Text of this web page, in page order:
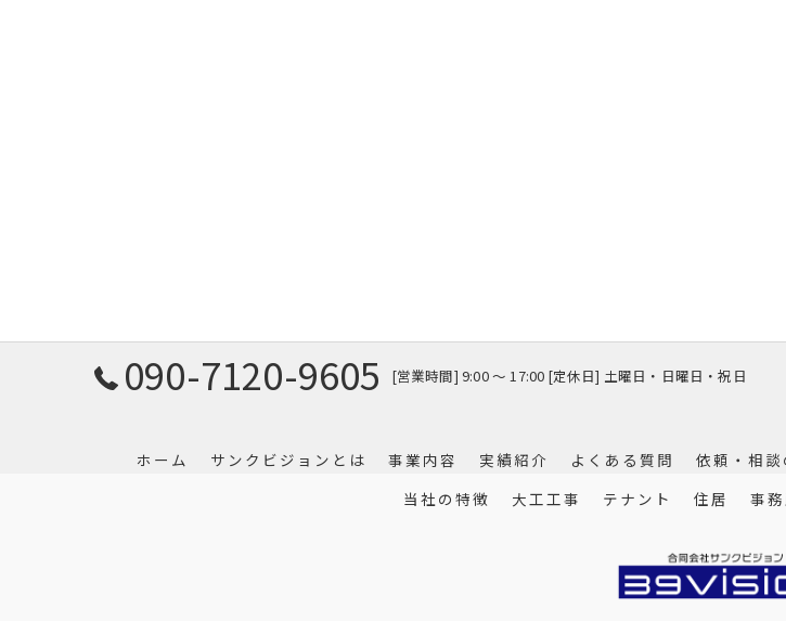
090-7120-9605 [営業時間] 9:00 〜 17:00 [定休日] 土曜日・日曜日・祝日
ホーム サンクビジョンとは 事業内容 実績紹介 よくある質問 依頼・相談
当社の特徴
大工工事 テナント 住居 事